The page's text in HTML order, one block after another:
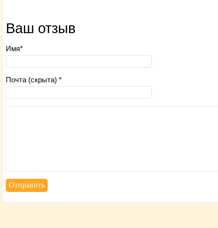
Ваш отзыв
Имя*
Почта (скрыта) *